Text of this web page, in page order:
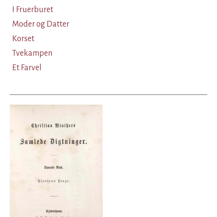
I Fruerburet
Moder og Datter
Korset
Tvekampen
Et Farvel